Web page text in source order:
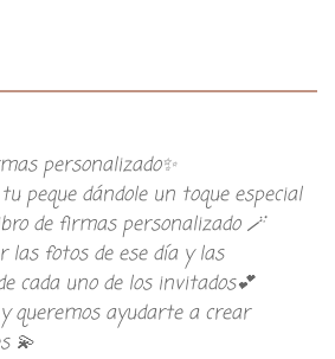
personalizado✨
peque dándole un toque especial
de firmas personalizado 🪄
las fotos de ese día y las
cada uno de los invitados💕
queremos ayudarte a crear
💫